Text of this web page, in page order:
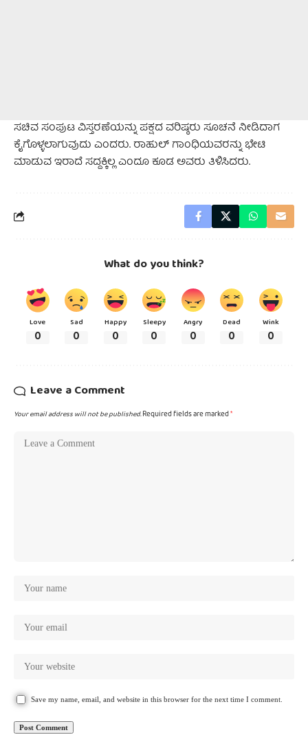
ಸಚಿವ ಸಂಪುಟ ವಿಸ್ತರಣೆಯನ್ನು ಪಕ್ಷದ ವರಿಷ್ಠರು ಸೂಚನೆ ನೀಡಿದಾಗ
ಕೈಗೊಳ್ಳಲಾಗುವುದು ಎಂದರು. ರಾಹುಲ್ ಗಾಂಧಿಯವರನ್ನು ಭೇಟಿ
ಮಾಡುವ ಇರಾದೆ ಸದ್ದಕ್ಕಿಲ್ಲ ಎಂದೂ ಕೂಡ ಅವರು ತಿಳಿಸಿದರು.
What do you think?
Love
0
Sad
0
Happy
0
Sleepy
0
Angry
0
Dead
0
Wink
0
Leave a Comment
Your email address will not be published.Required fields are marked*
Save my name, email, and website in this browser for the next time I comment.